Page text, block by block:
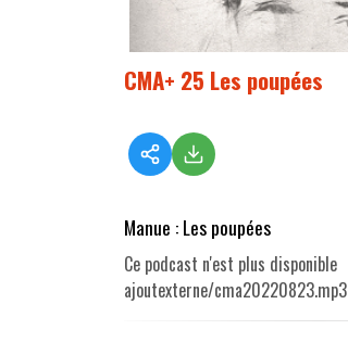
CMA+ 25 Les poupées
Manue : Les poupées
Ce podcast n'est plus disponible
ajoutexterne/cma20220823.mp3